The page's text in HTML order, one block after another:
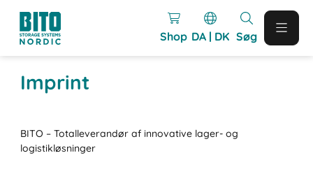
Shop DA | DK Søg
Imprint
BITO – Totalleverandør af innovative lager- og
logistikløsninger